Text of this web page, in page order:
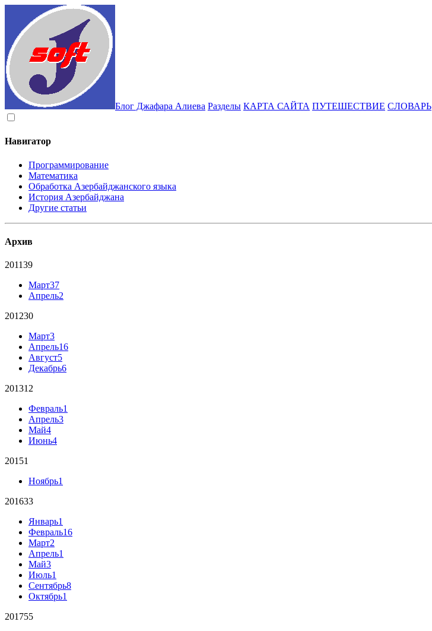
Блог Джафара Алиева Разделы КАРТА САЙТА ПУТЕШЕСТВИЕ СЛОВАРЬ
Навигатор
Программирование
Математика
Обработка Азербайджанского языка
История Азербайджана
Другие статьи
Архив
201139
Март37
Апрель2
201230
Март3
Апрель16
Август5
Декабрь6
201312
Февраль1
Апрель3
Май4
Июнь4
20151
Ноябрь1
201633
Январь1
Февраль16
Март2
Апрель1
Май3
Июль1
Сентябрь8
Октябрь1
201755